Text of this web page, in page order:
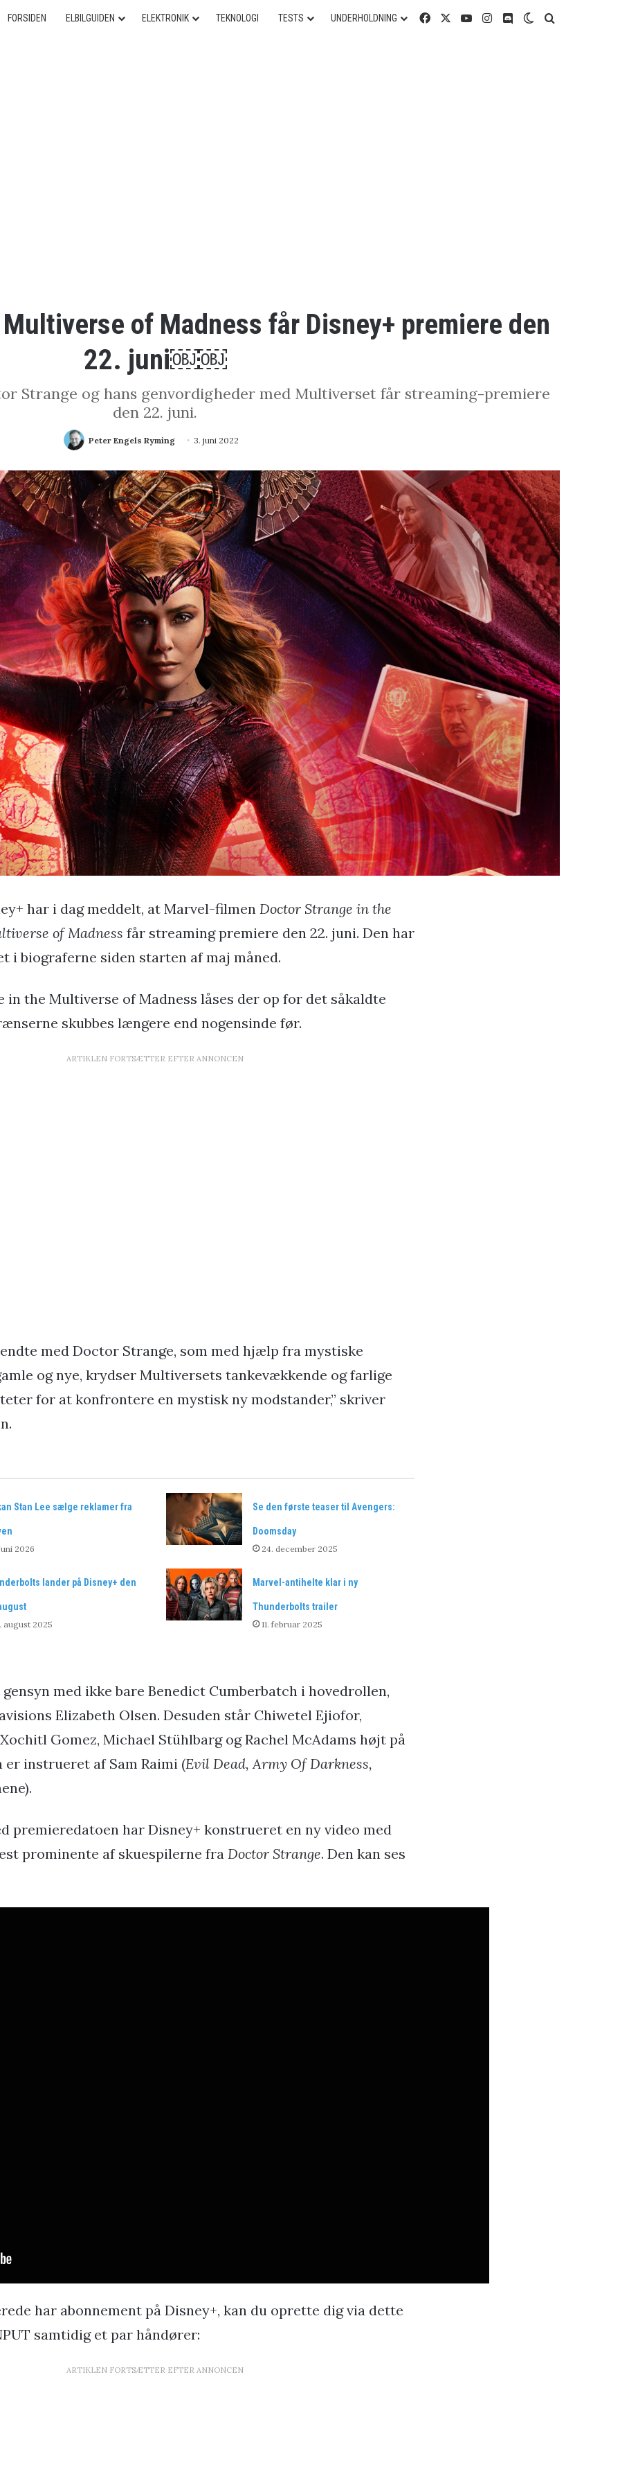
FORSIDEN ELBILGUIDEN ELEKTRONIK TEKNOLOGI TESTS UNDERHOLDNING FacebookYouTubeInstagram
DiscordSwitch skin
of Madness får Disney+ premiere den
22. juni￼￼
Strange og hans genvordigheder med Multiverset får streaming-premiere
den 22. juni.
Peter Engels Ryming 3. juni 2022
har i dag meddelt, at Marvel-filmen Doctor Strange in the
of Madness får streaming premiere den 22. juni. Den har
i biograferne siden starten af maj måned.
in the Multiverse of Madness låses der op for det såkaldte
skubbes længere end nogensinde før.
ARTIKLEN FORTSÆTTER EFTER ANNONCEN
med Doctor Strange, som med hjælp fra mystiske
og nye, krydser Multiversets tankevækkende og farlige
for at konfrontere en mystisk ny modstander,” skriver
Stan Lee sælge reklamer fra
2026
Se den første teaser til Avengers:
Doomsday
24. december 2025
lander på Disney+ den
august 2025
Marvel-antihelte klar i ny
Thunderbolts trailer
11. februar 2025
med ikke bare Benedict Cumberbatch i hovedrollen,
Elizabeth Olsen. Desuden står Chiwetel Ejiofor,
Gomez, Michael Stühlbarg og Rachel McAdams højt på
er instrueret af Sam Raimi (Evil Dead, Army Of Darkness,
premieredatoen har Disney+ konstrueret en ny video med
prominente af skuespilerne fraDoctor Strange. Den kan ses
har abonnement på Disney+, kan du oprette dig via dette
samtidig et par håndører:
ARTIKLEN FORTSÆTTER EFTER ANNONCEN